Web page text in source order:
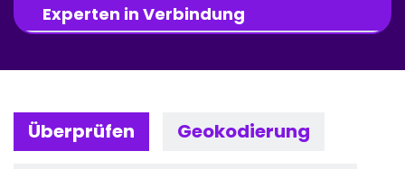
Experten in Verbindung
Überprüfen Geokodierung